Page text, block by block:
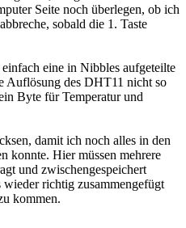
Seite noch überlegen, ob ich
sobald die 1. Taste
eine in Nibbles aufgeteilte
Auflösung des DHT11 nicht so
Byte für Temperatur und
damit ich noch alles in den
konnte. Hier müssen mehrere
und zwischengespeichert
richtig zusammengefügt
kommen.